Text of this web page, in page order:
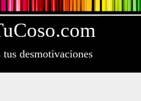
Coso.com
tus desmotivaciones